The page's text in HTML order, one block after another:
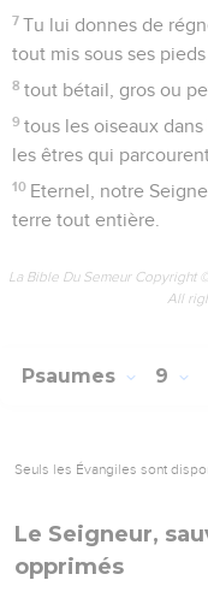
7 Tu lui donnes de
tout mis sous ses pieds
8 tout bétail, gros ou
9 tous les oiseaux
les êtres qui
10 Eternel, notre
terre tout entière.
La Bible Du Semeur Copyright
All
Psaumes 9
Seuls les Évangiles sont
Le Seigneur,
opprimés